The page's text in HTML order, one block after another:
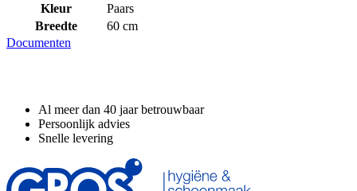
Kleur
Paars
Breedte
60 cm
Documenten
Al meer dan 40 jaar betrouwbaar
Persoonlijk advies
Snelle levering